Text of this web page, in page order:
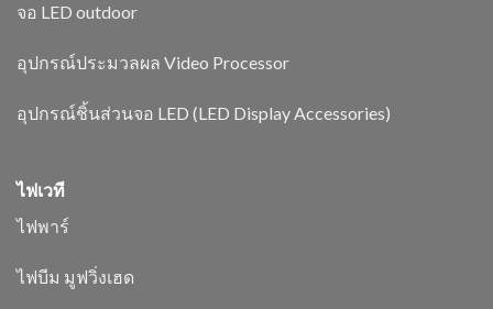
จอ LED outdoor
อุปกรณ์ประมวลผล Video Processor
อุปกรณ์ชิ้นส่วนจอ LED (LED Display Accessories)
ไฟเวที
ไฟพาร์
ไฟบีม มูฟวิ่งเฮด